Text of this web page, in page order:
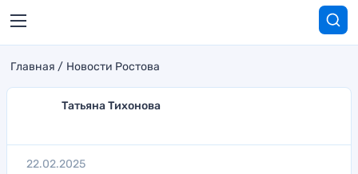
Главная Новости Ростова
Татьяна Тихонова
22.02.2025